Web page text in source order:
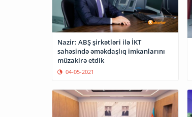
Nazir: ABŞ şirkətləri ilə İKT
sahəsində əməkdaşlıq imkanlarını
müzakirə etdik
04-05-2021